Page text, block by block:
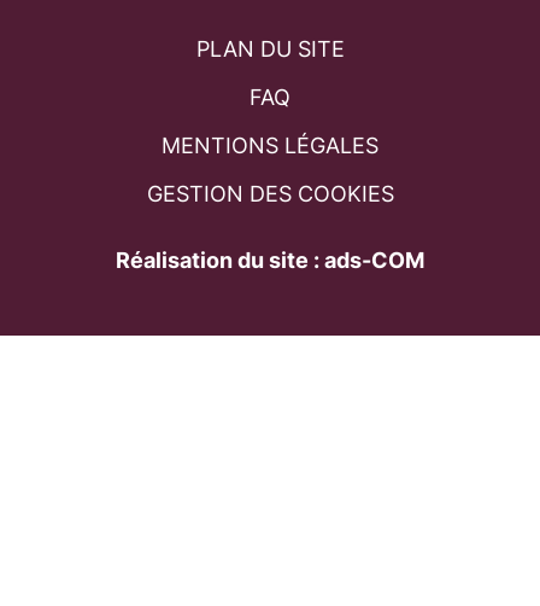
PLAN DU SITE
FAQ
MENTIONS LÉGALES
GESTION DES COOKIES
Réalisation du site : ads-COM